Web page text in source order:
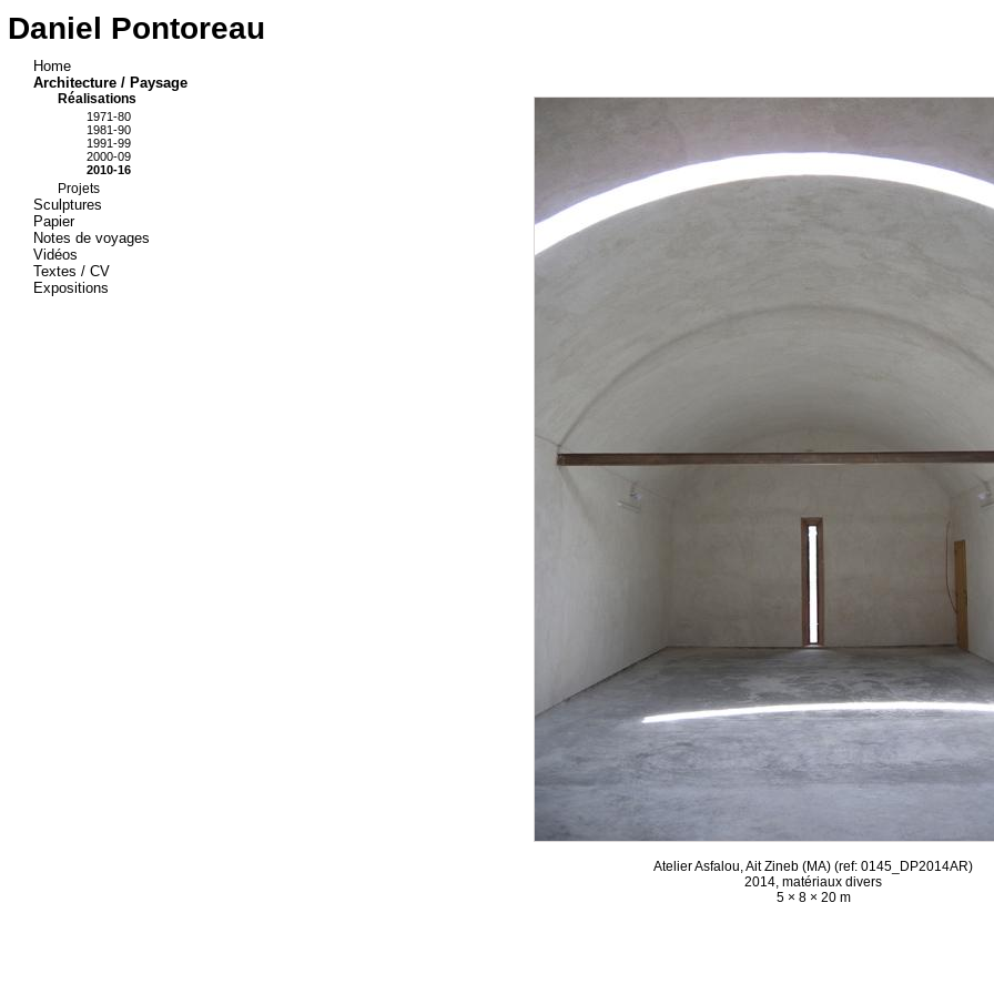
Daniel Pontoreau
Home
Architecture / Paysage
Réalisations
1971-80
1981-90
1991-99
2000-09
2010-16
Projets
Sculptures
Papier
Notes de voyages
Vidéos
Textes / CV
Expositions
Atelier Asfalou, Ait Zineb (MA) (ref: 0145_DP2014AR)
2014, matériaux divers
5 × 8 × 20 m